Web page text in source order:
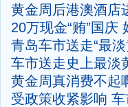
黄金周后港澳酒店
20万现金“贿”国庆
青岛车市送走“最
车市送走史上最淡
黄金周真消费不起
受政策收紧影响 车